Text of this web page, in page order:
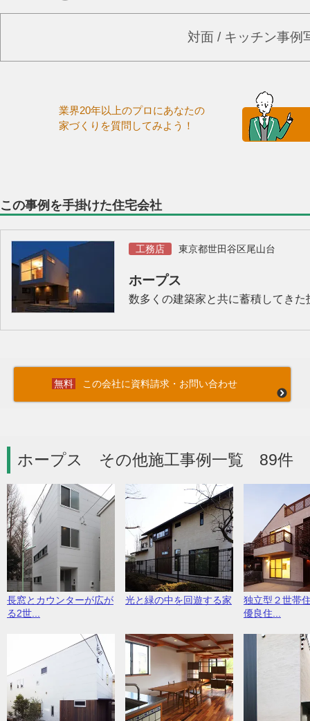
対面 / キッチン事例
業界20年以上のプロにあなたの
家づくりを質問してみよう！
この事例を手掛けた住宅会社
工務店 東京都世田谷区尾山台
ホープス
数多くの建築家と共に蓄積してき
この会社に資料請求・お問い合わせ
ホープス その他施工事例一覧 89件
長窓とカウンターが広が
る2世...
光と緑の中を回遊する家
独立型２世帯
優良住...